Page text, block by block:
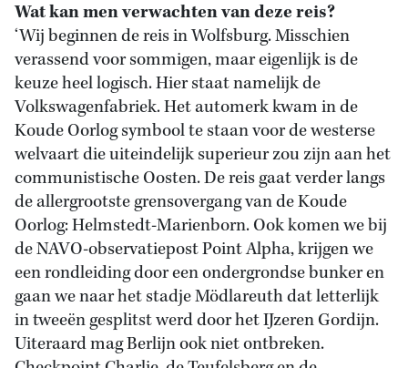
Wat kan men verwachten van deze reis?
‘Wij beginnen de reis in Wolfsburg. Misschien
verassend voor sommigen, maar eigenlijk is de
keuze heel logisch. Hier staat namelijk de
Volkswagenfabriek. Het automerk kwam in de
Koude Oorlog symbool te staan voor de westerse
welvaart die uiteindelijk superieur zou zijn aan het
communistische Oosten. De reis gaat verder langs
de allergrootste grensovergang van de Koude
Oorlog: Helmstedt-Marienborn. Ook komen we bij
de NAVO-observatiepost Point Alpha, krijgen we
een rondleiding door een ondergrondse bunker en
gaan we naar het stadje Mödlareuth dat letterlijk
in tweeën gesplitst werd door het IJzeren Gordijn.
Uiteraard mag Berlijn ook niet ontbreken.